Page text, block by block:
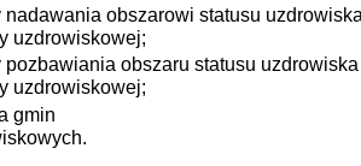
nadawania obszarowi statusu
uzdrowiskowej;
pozbawiania obszaru statusu
uzdrowiskowej;
gmin